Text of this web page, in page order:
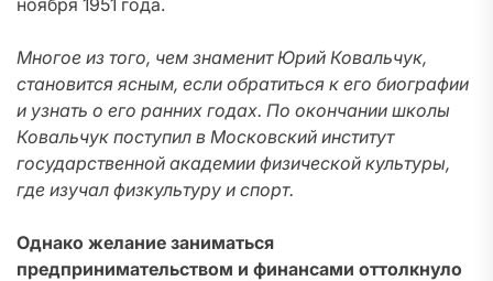
ноября 1951 года.
Многое из того, чем знаменит Юрий Ковальчук,
становится ясным, если обратиться к его биографии
и узнать о его ранних годах. По окончании школы
Ковальчук поступил в Московский институт
государственной академии физической культуры,
где изучал физкультуру и спорт.
Однако желание заниматься
предпринимательством и финансами оттолкнуло